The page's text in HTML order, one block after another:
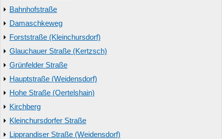
Bahnhofstraße
Damaschkeweg
Forststraße (Kleinchursdorf)
Glauchauer Straße (Kertzsch)
Grünfelder Straße
Hauptstraße (Weidensdorf)
Hohe Straße (Oertelshain)
Kirchberg
Kleinchursdorfer Straße
Lipprandiser Straße (Weidensdorf)